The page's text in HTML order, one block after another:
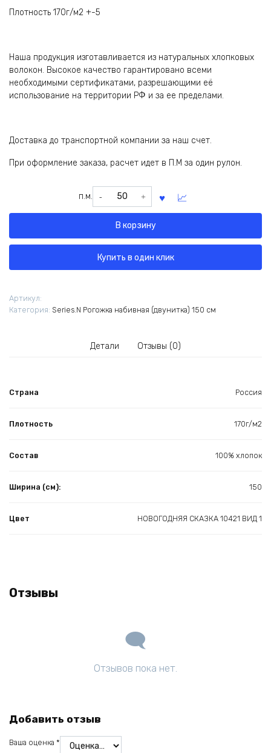
Плотность 170г/м2 +-5
Наша продукция изготавливается из натуральных хлопковых
волокон. Высокое качество гарантировано всеми
необходимыми сертификатами, разрешающими её
использование на территории РФ и за ее пределами.
Доставка до транспортной компании за наш счет.
При оформление заказа, расчет идет в П.М за один рулон.
Количество
товара
"Новогодняя
сказка"
(от
производителя)
п.м.
В корзину
Купить в один клик
Артикул:
Категория: Series.N Рогожка набивная (двунитка) 150 см
Детали Отзывы (0)
Страна Россия
Плотность 170г/м2
Состав 100% хлопок
Ширина (см): 150
Цвет НОВОГОДНЯЯ СКАЗКА 10421 ВИД 1
Отзывы
Отзывов пока нет.
Добавить отзыв
Ваша оценка *